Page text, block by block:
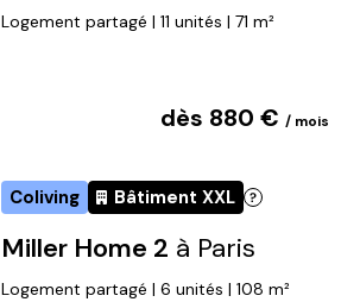
Logement partagé | 11 unités | 71 m²
dès 880 €/ mois
Coliving Bâtiment XXL
Miller Home 2 à Paris
Logement partagé | 6 unités | 108 m²